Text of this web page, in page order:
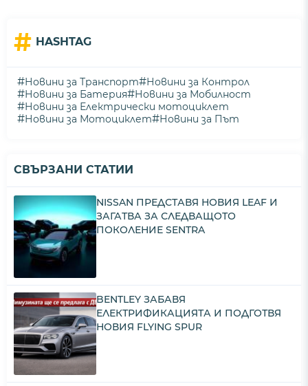
# HASHTAG
#Новини за Транспорт#Новини за Контрол
#Новини за Батерия#Новини за Мобилност
#Новини за Електрически мотоциклет
#Новини за Мотоциклет#Новини за Път
СВЪРЗАНИ СТАТИИ
NISSAN ПРЕДСТАВЯ НОВИЯ LEAF И
ЗАГАТВА ЗА СЛЕДВАЩОТО
ПОКОЛЕНИЕ SENTRA
BENTLEY ЗАБАВЯ
ЕЛЕКТРИФИКАЦИЯТА И ПОДГОТВЯ
НОВИЯ FLYING SPUR